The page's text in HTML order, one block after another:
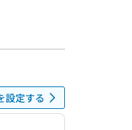
設定する